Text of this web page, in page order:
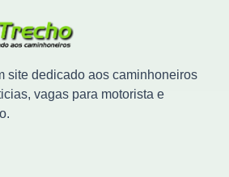
site dedicado aos caminhoneiros
vagas para motorista e